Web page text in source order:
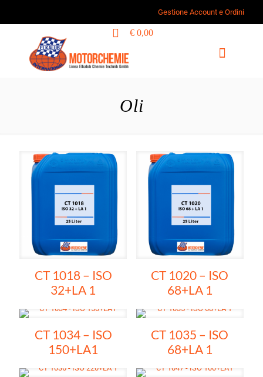
Gestione Account e Ordini
0
€ 0,00
Oli
CT 1018 – ISO
32+LA 1
CT 1020 – ISO
68+LA 1
CT 1034 – ISO
150+LA1
CT 1035 – ISO
68+LA 1